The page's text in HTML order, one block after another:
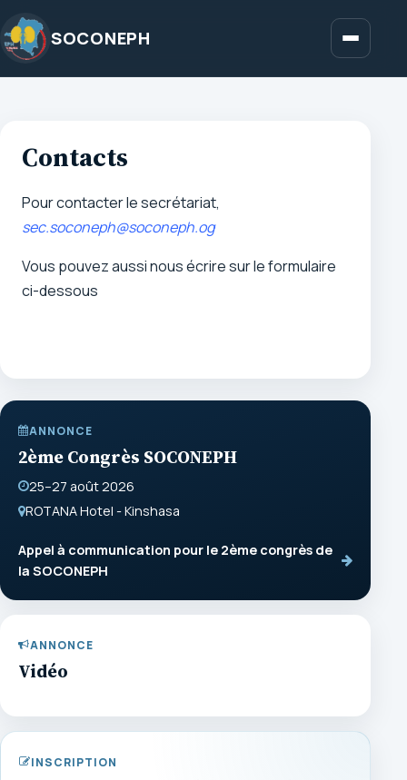
au
contenu
SOCONEPH Menu
Contacts
Pour contacter le secrétariat,
sec.soconeph@soconeph.og
Vous pouvez aussi nous écrire sur le formulaire
ci-dessous
ANNONCE
2ème Congrès SOCONEPH
25–27 août 2026
ROTANA Hotel - Kinshasa
Appel à communication pour le 2ème congrès de
la SOCONEPH
ANNONCE
Vidéo
INSCRIPTION